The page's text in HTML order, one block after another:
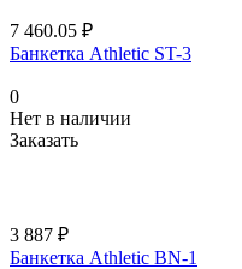
7 460.05 ₽
Банкетка Athletic ST-3
0
Нет в наличии
Заказать
3 887 ₽
Банкетка Athletic BN-1